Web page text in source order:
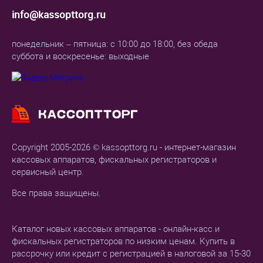
Copyright 2005-2026 © kassopttorg.ru - интернет-магазин
кассовых аппаратов, фискальных регистраторов и
сервисный центр.
Все права защищены.
Каталог новых кассовых аппаратов - онлайн-касс и
фискальных регистраторов по низким ценам. Купить в
рассрочку или кредит с регистрацией в налоговой за 15-30
info@kassopttorg.ru
понедельник – пятница: с 10:00 до 18:00, без обеда
суббота и воскресенье: выходные